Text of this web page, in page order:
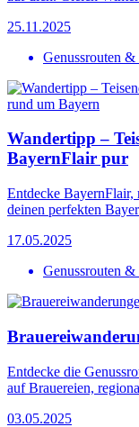
25.11.2025
Genussrouten &
Wandertipp –
BayernFlair pur
Entdecke BayernFlair,
deinen perfekten
17.05.2025
Genussrouten &
Entdecke die
auf Brauereien,
03.05.2025